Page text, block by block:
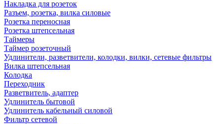
Накладка для розеток
Разъем, розетка, вилка силовые
Розетка переносная
Розетка штепсельная
Таймеры
Таймер розеточный
Удлинители, разветвители, колодки, вилки, сетевые фильтры
Вилка штепсельная
Колодка
Переходник
Разветвитель, адаптер
Удлинитель бытовой
Удлинитель кабельный силовой
Фильтр сетевой